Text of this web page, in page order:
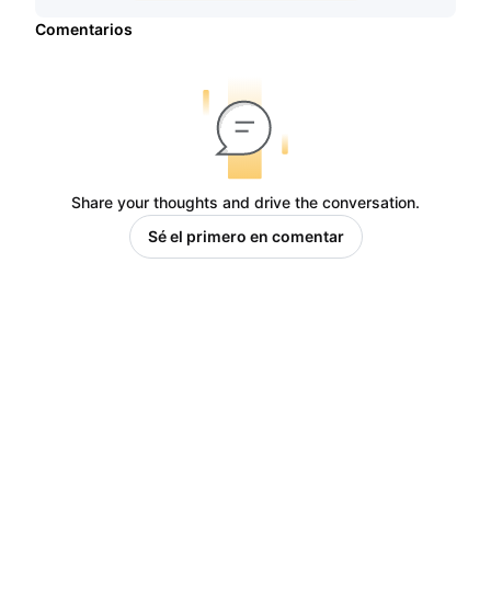
Comentarios
Share your thoughts and drive the conversation.
Sé el primero en comentar